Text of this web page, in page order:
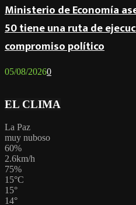
Ministerio de Economía
50 tiene una ruta de
compromiso político
05/08/20260
EL CLIMA
La Paz
muy nuboso
60%
2.6km/h
75%
15°C
15°
14°